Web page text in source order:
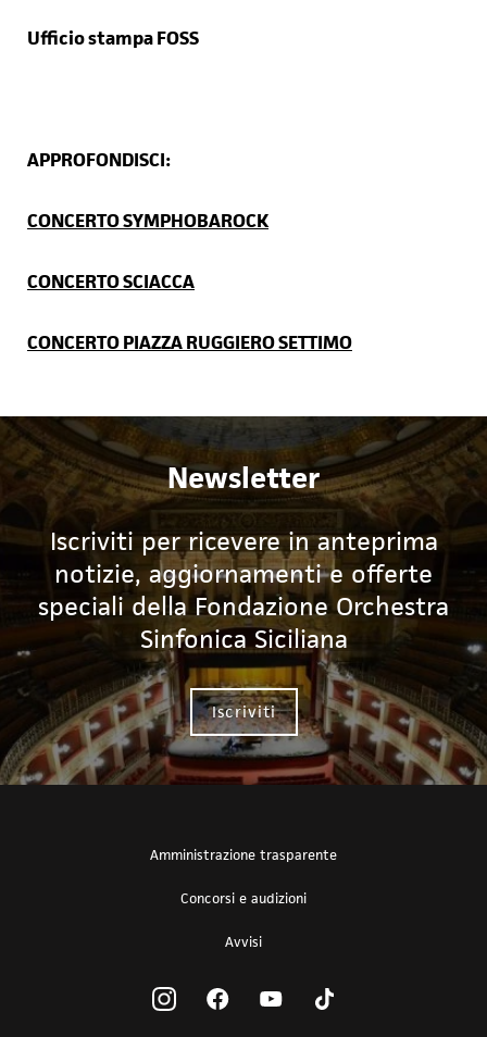
Ufficio stampa FOSS
APPROFONDISCI:
CONCERTO SYMPHOBAROCK
CONCERTO SCIACCA
CONCERTO PIAZZA RUGGIERO SETTIMO
Newsletter
Iscriviti per ricevere in anteprima
notizie, aggiornamenti e offerte
speciali della Fondazione Orchestra
Sinfonica Siciliana
Iscriviti
Amministrazione trasparente
Concorsi e audizioni
Avvisi